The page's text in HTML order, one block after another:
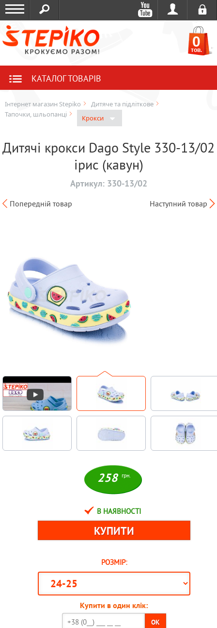
0
тов.
КАТАЛОГ ТОВАРІВ
Інтернет магазин Stepiko
Дитяче та підліткове
Тапочки, шльопанці
Крокси
Дитячі крокси Dago Style 330-13/02
ірис (кавун)
Артикул: 330-13/02
Попередній товар Наступний товар
258 грн.
В НАЯВНОСТІ
РОЗМІР:
Купити в один клік:
OK